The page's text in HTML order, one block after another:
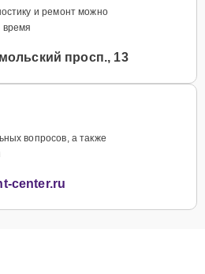
и ремонт можно
время
просп., 13
вопросов, а также
center.ru